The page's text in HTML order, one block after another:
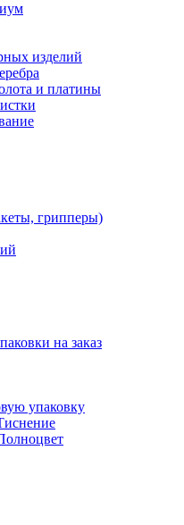
изделий
и платины
грипперы)
на заказ
упаковку